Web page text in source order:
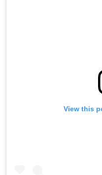
View this